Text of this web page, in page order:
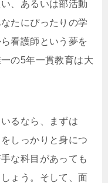
、あるいは部活動
たにぴったりの学
看護師という夢を
の5年一貫教育は大
るなら、まずは
しっかりと身につ
な科目があっても
ょう。そして、面